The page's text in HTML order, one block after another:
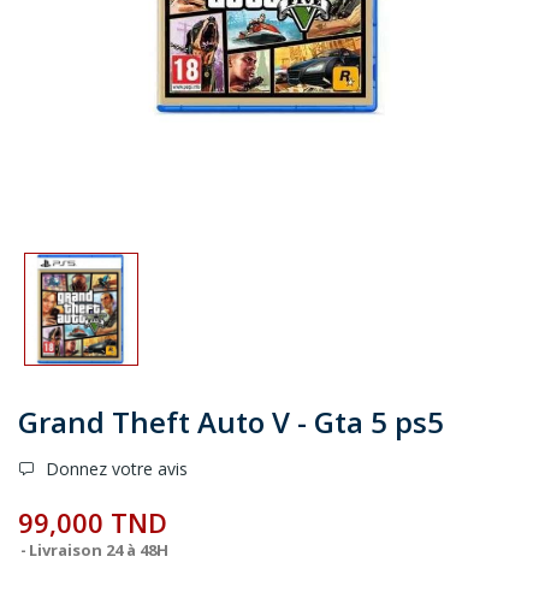
Grand Theft Auto V - Gta 5 ps5
Donnez votre avis
99,000 TND
Livraison 24 à 48H